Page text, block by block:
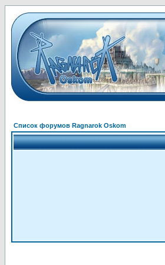
Список форумов Ragnarok Oskom